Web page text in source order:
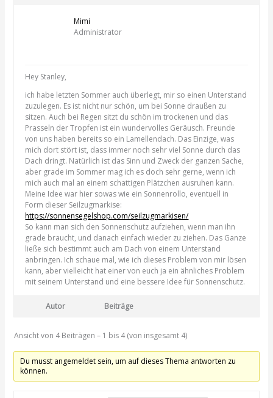
Mimi
Administrator
Hey Stanley,
ich habe letzten Sommer auch überlegt, mir so einen Unterstand
zuzulegen. Es ist nicht nur schön, um bei Sonne draußen zu
sitzen. Auch bei Regen sitzt du schön im trockenen und das
Prasseln der Tropfen ist ein wundervolles Geräusch. Freunde
von uns haben bereits so ein Lamellendach. Das Einzige, was
mich dort stört ist, dass immer noch sehr viel Sonne durch das
Dach dringt. Natürlich ist das Sinn und Zweck der ganzen Sache,
aber grade im Sommer mag ich es doch sehr gerne, wenn ich
mich auch mal an einem schattigen Plätzchen ausruhen kann.
Meine Idee war hier sowas wie ein Sonnenrollo, eventuell in
Form dieser Seilzugmarkise:
https://sonnensegelshop.com/seilzugmarkisen/
So kann man sich den Sonnenschutz aufziehen, wenn man ihn
grade braucht, und danach einfach wieder zu ziehen. Das Ganze
ließe sich bestimmt auch am Dach von einem Unterstand
anbringen. Ich schaue mal, wie ich dieses Problem von mir lösen
kann, aber vielleicht hat einer von euch ja ein ähnliches Problem
mit seinem Unterstand und eine bessere Idee für Sonnenschutz.
Autor Beiträge
Ansicht von 4 Beiträgen – 1 bis 4 (von insgesamt 4)
Du musst angemeldet sein, um auf dieses Thema antworten zu
können.